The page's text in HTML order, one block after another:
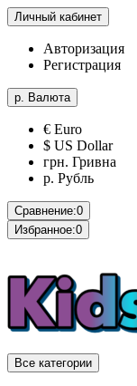
Личный кабинет
Авторизация
Регистрация
р. Валюта
€ Euro
$ US Dollar
грн. Гривна
р. Рубль
Сравнение:0
Избранное:0
Все категории